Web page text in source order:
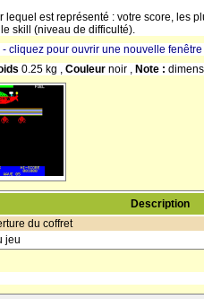
est représenté : votre score, les
skill (niveau de difficulté).
cliquez pour ouvrir une nouvelle fenêtre
0.25 kg , Couleur noir , Note :
Description
du coffret
jeu